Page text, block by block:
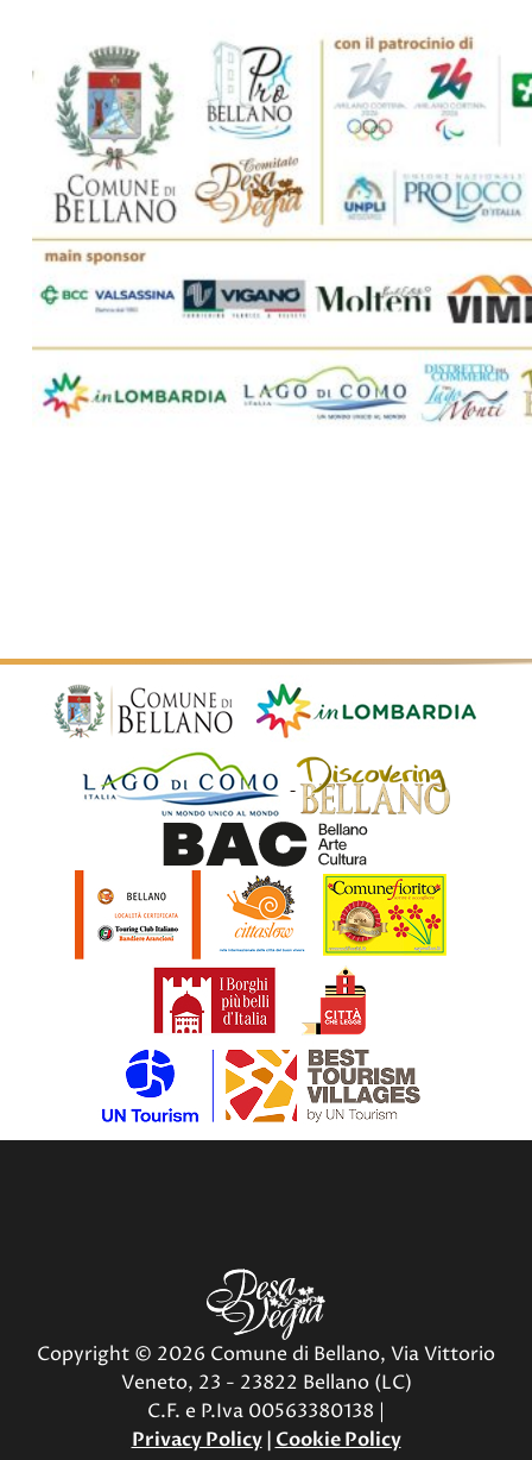
Copyright © 2026 Comune di Bellano, Via Vittorio
Veneto, 23 - 23822 Bellano (LC)
C.F. e P.Iva 00563380138 |
Privacy Policy| Cookie Policy